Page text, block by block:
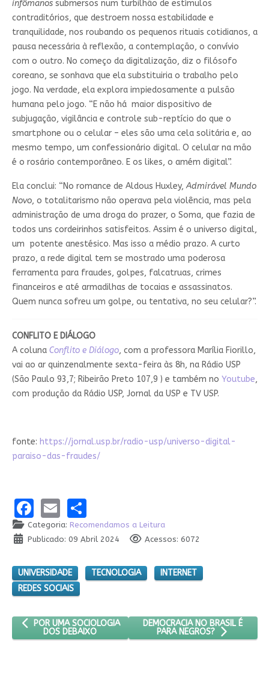
infômanossubmersos num turbilhão de estímulos
contraditórios, que destroem nossa estabilidade e
tranquilidade, nos roubando os pequenos rituais cotidianos, a
pausa necessária à reflexão, a contemplação, o convívio
com o outro. No começo da digitalização, diz o filósofo
coreano, se sonhava que ela substituiria o trabalho pelo
jogo. Na verdade, ela explora impiedosamente a pulsão
humana pelo jogo. “E não há maior dispositivo de
subjugação, vigilância e controle sub-reptício do que o
smartphone ou o celular – eles são uma cela solitária e, ao
mesmo tempo, um confessionário digital. O celular na mão
é o rosário contemporâneo. E os likes, o amém digital”.
Ela conclui: “No romance de Aldous Huxley,Admirável Mundo
Novo, o totalitarismo não operava pela violência, mas pela
administração de uma droga do prazer, o Soma, que fazia de
todos uns cordeirinhos satisfeitos. Assim é o universo digital,
um potente anestésico. Mas isso a médio prazo. A curto
prazo, a rede digital tem se mostrado uma poderosa
ferramenta para fraudes, golpes, falcatruas, crimes
financeiros e até armadilhas de tocaias e assassinatos.
Quem nunca sofreu um golpe, ou tentativa, no seu celular?”.
CONFLITO E DIÁLOGO
A coluna Conflito e Diálogo, com a professora Marília Fiorillo,
vai ao ar quinzenalmente sexta-feira às 8h, na Rádio USP
(São Paulo 93,7; Ribeirão Preto 107,9 ) e também no Youtube,
com produção da Rádio USP, Jornal da USP e TV USP.
fonte: https://jornal.usp.br/radio-usp/universo-digital-
paraiso-das-fraudes/
Facebook
EmailShare
Categoria: Recomendamos a Leitura
Publicado: 09 Abril 2024
Acessos: 6072
UNIVERSIDADE TECNOLOGIA
INTERNET
REDES SOCIAIS
ARTIGO ANTERIOR: POR UMA SOCIOLOGIA DOS DEBAIXO
POR UMA SOCIOLOGIA
DOS DEBAIXO
PRÓXIMO ARTIGO:
DEMOCRACIA NO BRASIL É
PARA NEGROS?